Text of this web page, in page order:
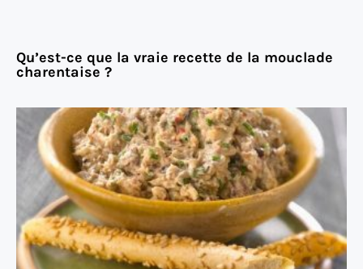
Qu’est-ce que la vraie recette de la mouclade
charentaise ?